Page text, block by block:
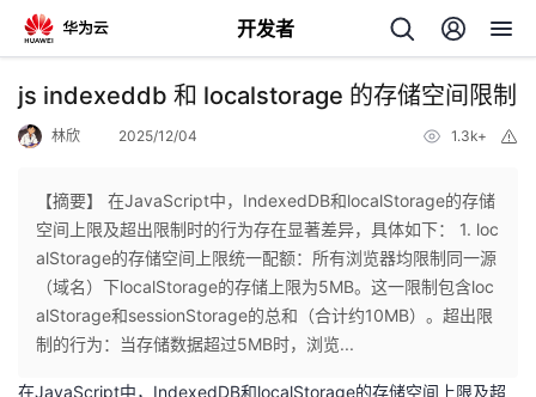
开发者
返
个
人
我
js indexeddb 和 localstorage 的存储空间限制
林欣 2025/12/04 1.3k+
【摘要】 在JavaScript中，IndexedDB和localStorage的存储
空间上限及超出限制时的行为存在显著差异，具体如下： 1. loc
alStorage的存储空间上限统一配额：所有浏览器均限制同一源
（域名）下localStorage的存储上限为5MB。这一限制包含loc
alStorage和sessionStorage的总和（合计约10MB）。超出限
制的行为：当存储数据超过5MB时，浏览...
在JavaScript中，IndexedDB和localStorage的存储空间上限及超